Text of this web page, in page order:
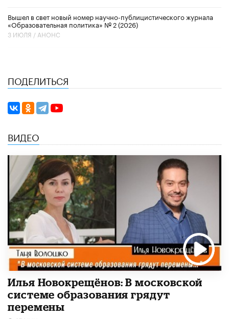
Вышел в свет новый номер научно-публицистического журнала
«Образовательная политика» № 2 (2026)
3 ИЮЛЯ / АНОНС
ПОДЕЛИТЬСЯ
ВИДЕО
Илья Новокрещёнов: В московской
системе образования грядут
перемены